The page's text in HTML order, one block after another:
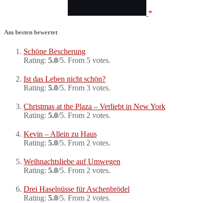
Am besten bewertet
Schöne Bescherung
Rating: 5.0/5. From 5 votes.
Ist das Leben nicht schön?
Rating: 5.0/5. From 3 votes.
Christmas at the Plaza – Verliebt in New York
Rating: 5.0/5. From 2 votes.
Kevin – Allein zu Haus
Rating: 5.0/5. From 2 votes.
Weihnachtsliebe auf Umwegen
Rating: 5.0/5. From 2 votes.
Drei Haselnüsse für Aschenbrödel
Rating: 5.0/5. From 2 votes.